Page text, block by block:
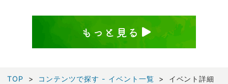
もっと見る
TOP コンテンツで探す - イベント一覧 イベント詳細